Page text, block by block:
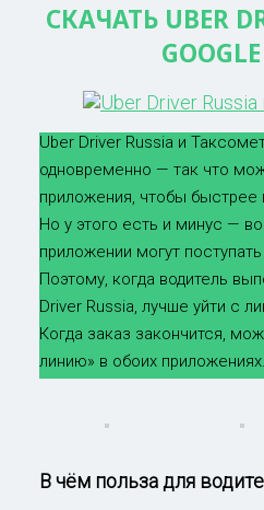
СКАЧАТЬ UBER
Uber Driver Russia и
одновременно — так что
приложения, чтобы быстрее
Но у этого есть и минус —
приложении могут
Поэтому, когда водитель
Driver Russia, лучше уйти с
Когда заказ закончится,
линию» в обоих приложениях.
В чём польза для